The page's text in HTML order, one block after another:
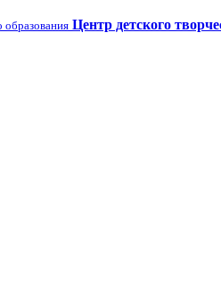
образования Центр детского